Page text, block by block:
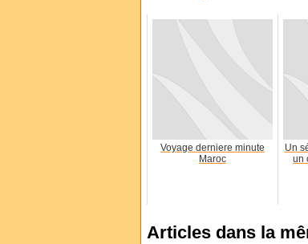
Voyage derniere minute
Maroc
Un
un
Articles dans la